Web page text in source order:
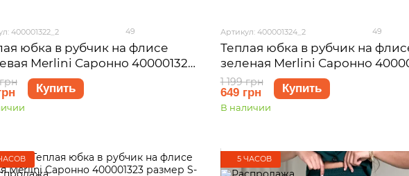
400001322_2 49
юбка в рубчик на флисе
Merlini Саронно 400001322
L-XL (46-48)
Купить
Артикул: 400001324_2 49
Теплая юбка в рубчик на
зеленая Merlini Саронно
размер L-XL (46-48)
1 199 грн
649 грн Купить
В наличии
5 ЧАСОВ